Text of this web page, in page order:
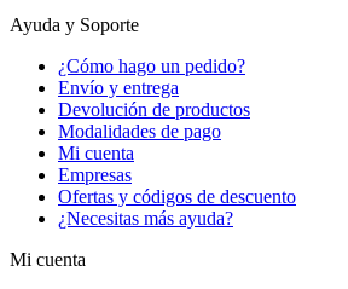
Ayuda y Soporte
¿Cómo hago un pedido?
Envío y entrega
Devolución de productos
Modalidades de pago
Mi cuenta
Empresas
Ofertas y códigos de descuento
¿Necesitas más ayuda?
Mi cuenta